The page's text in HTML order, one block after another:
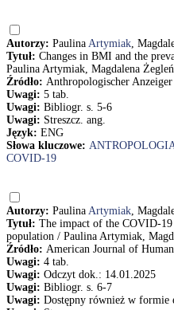
Autorzy: Paulina Artymiak,
Tytuł: Changes in BMI and the
Paulina Artymiak, Magdalena
Źródło: Anthropologischer
Uwagi: 5 tab.
Uwagi: Bibliogr. s. 5-6
Uwagi: Streszcz. ang.
Język: ENG
Słowa kluczowe:
COVID-19
Autorzy: Paulina Artymiak,
Tytuł: The impact of the COVID-19
population / Paulina Artymiak,
Źródło: American Journal of
Uwagi: 4 tab.
Uwagi: Odczyt dok.: 14.01.2025
Uwagi: Bibliogr. s. 6-7
Uwagi: Dostępny również w formie